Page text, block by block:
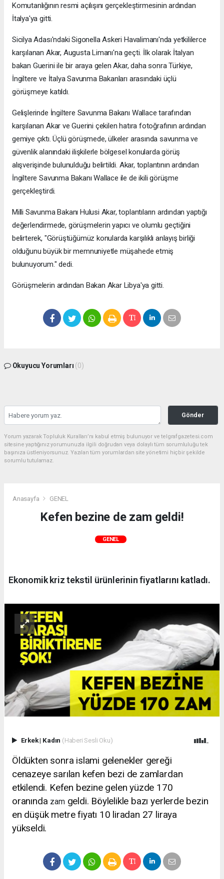
Komutanlığının resmi açılışını gerçekleştirmesinin ardından
İtalya'ya gitti.
Sicilya Adası'ndaki Sigonella Askeri Havalimanı'nda yetkililerce
karşılanan Akar, Augusta Limanı'na geçti. İlk olarak İtalyan
bakan Guerini ile bir araya gelen Akar, daha sonra Türkiye,
İngiltere ve İtalya Savunma Bakanları arasındaki üçlü
görüşmeye katıldı.
Gelişlerinde İngiltere Savunma Bakanı Wallace tarafından
karşılanan Akar ve Guerini çekilen hatıra fotoğrafının ardından
gemiye çıktı. Üçlü görüşmede, ülkeler arasında savunma ve
güvenlik alanındaki ilişkilerle bölgesel konularda görüş
alışverişinde bulunulduğu belirtildi. Akar, toplantının ardından
İngiltere Savunma Bakanı Wallace ile de ikili görüşme
gerçekleştirdi.
Milli Savunma Bakanı Hulusi Akar, toplantıların ardından yaptığı
değerlendirmede, görüşmelerin yapıcı ve olumlu geçtiğini
belirterek, "Görüştüğümüz konularda karşılıklı anlayış birliği
olduğunu büyük bir memnuniyetle müşahede etmiş
bulunuyorum." dedi.
Görüşmelerin ardından Bakan Akar Libya'ya gitti.
Okuyucu Yorumları (0)
Gönder
Yorum yazarak Topluluk Kuralları’nı kabul etmiş bulunuyor ve telgrafgazetesi.com
sitesine yaptığınız yorumunuzla ilgili doğrudan veya dolaylı tüm sorumluluğu tek
başınıza üstleniyorsunuz. Yazılan tüm yorumlardan site yönetimi hiçbir şekilde
sorumlu tutulamaz.
Anasayfa GENEL
Kefen bezine de zam geldi!
GENEL
Ekonomik kriz tekstil ürünlerinin fiyatlarını katladı.
Erkek| Kadın (Haberi Sesli Oku)
Öldükten sonra islami gelenekler gereği
cenazeye sarılan kefen bezi de zamlardan
etkilendi. Kefen bezine gelen yüzde 170
oranında zamgeldi. Böylelikle bazı yerlerde bezin
en düşük metre fiyatı 10 liradan 27 liraya
yükseldi.